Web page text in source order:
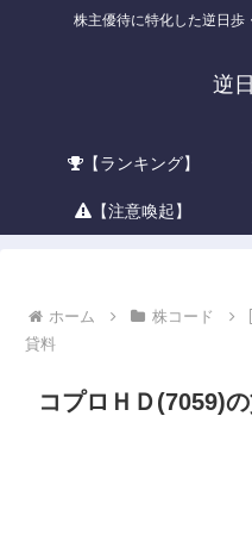
株主優待に特化した逆日歩
逆
【ランキング】
【注意喚起】
ホーム 株コード
貸料
コプロＨＤ(7059)